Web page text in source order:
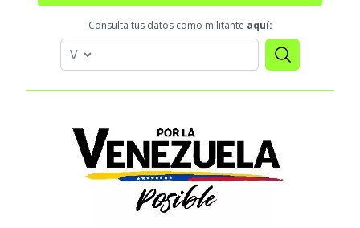
Consulta tus datos como militante aquí: